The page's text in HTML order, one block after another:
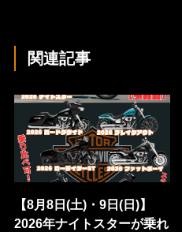
関連記事
【8月8日(土)・9日(日)】
2026年ナイトスターが乗れ